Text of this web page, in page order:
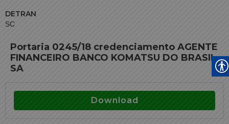
DETRAN
SC
Portaria 0245/18 credenciamento AGENTE
FINANCEIRO BANCO KOMATSU DO BRASIL
SA
Download